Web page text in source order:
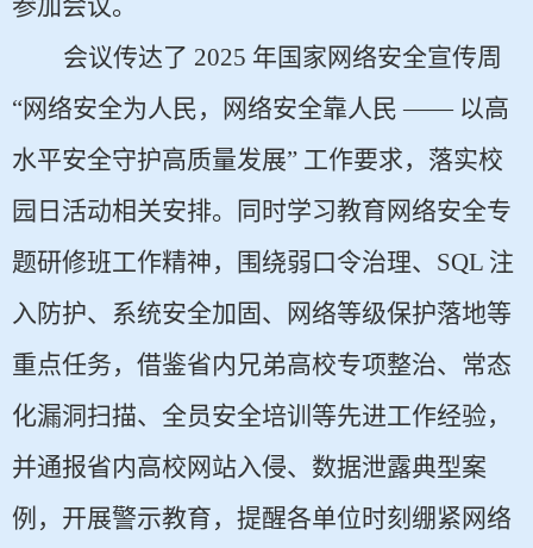
参加会议。
会议传达了 2025 年国家网络安全宣传周
“网络安全为人民，网络安全靠人民 —— 以高
水平安全守护高质量发展” 工作要求，落实校
园日活动相关安排。同时学习教育网络安全专
题研修班工作精神，围绕弱口令治理、SQL 注
入防护、系统安全加固、网络等级保护落地等
重点任务，借鉴省内兄弟高校专项整治、常态
化漏洞扫描、全员安全培训等先进工作经验，
并通报省内高校网站入侵、数据泄露典型案
例，开展警示教育，提醒各单位时刻绷紧网络